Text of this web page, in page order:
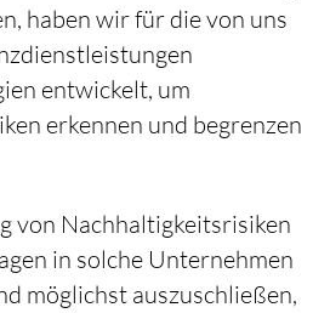
haben wir für die von uns
entwickelt, um
erkennen und begrenzen
von Nachhaltigkeitsrisiken
in solche Unternehmen
möglichst auszuschließen,